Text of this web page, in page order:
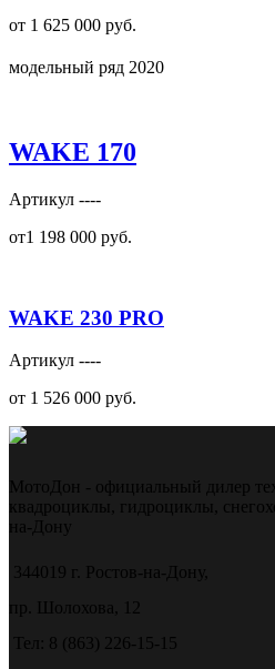
от 1 625 000 руб.
модельный ряд 2020
WAKE 170
Артикул ----
от1 198 000 руб.
WAKE 230 PRO
Артикул ----
от 1 526 000 руб.
МотоДон - официальный дилер
квадроциклы, гидроциклы,
на-Дону
344019 г. Ростов-на-Дону,
пр. Шолохова, 12
Тел: 8 (863) 226-15-15